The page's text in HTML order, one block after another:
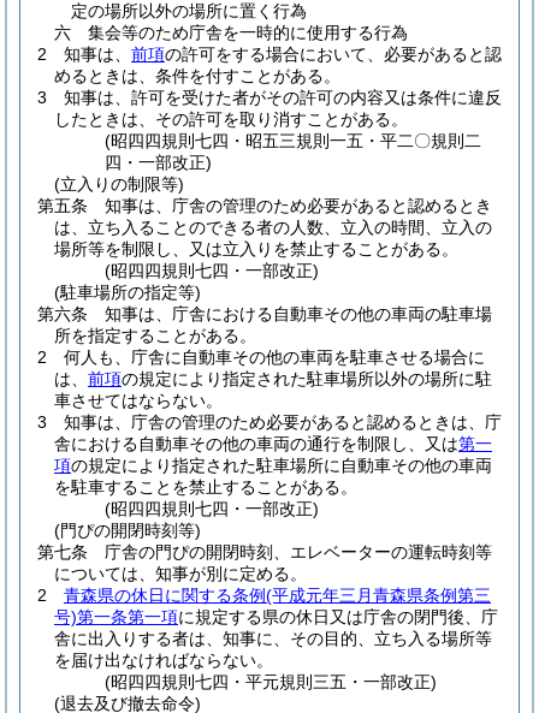
定の場所以外の場所に置く行為
六
集会等のため庁舎を一時的に使用する行為
2
知事は、 前項の許可をする場合において、必要があると認
めるときは、条件を付すことがある。
3
知事は、許可を受けた者がその許可の内容又は条件に違反
したときは、その許可を取り消すことがある。
(昭四四規則七四・昭五三規則一五・平二〇規則二
四・一部改正)
(立入りの制限等)
第五条
知事は、庁舎の管理のため必要があると認めるとき
は、立ち入ることのできる者の人数、立入の時間、立入の
場所等を制限し、又は立入りを禁止することがある。
(昭四四規則七四・一部改正)
(駐車場所の指定等)
第六条
知事は、庁舎における自動車その他の車両の駐車場
所を指定することがある。
2
何人も、庁舎に自動車その他の車両を駐車させる場合に
は、 前項の規定により指定された駐車場所以外の場所に駐
車させてはならない。
3
知事は、庁舎の管理のため必要があると認めるときは、庁
舎における自動車その他の車両の通行を制限し、又は第一
項の規定により指定された駐車場所に自動車その他の車両
を駐車することを禁止することがある。
(昭四四規則七四・一部改正)
(門ぴの開閉時刻等)
第七条
庁舎の門ぴの開閉時刻、エレベーターの運転時刻等
については、知事が別に定める。
2
青森県の休日に関する条例(平成元年三月青森県条例第三
号)第一条第一項に規定する県の休日又は庁舎の閉門後、庁
舎に出入りする者は、知事に、その目的、立ち入る場所等
を届け出なければならない。
(昭四四規則七四・平元規則三五・一部改正)
(退去及び撤去命令)